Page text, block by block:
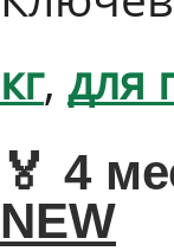
кг, для
🏅 4
NEW